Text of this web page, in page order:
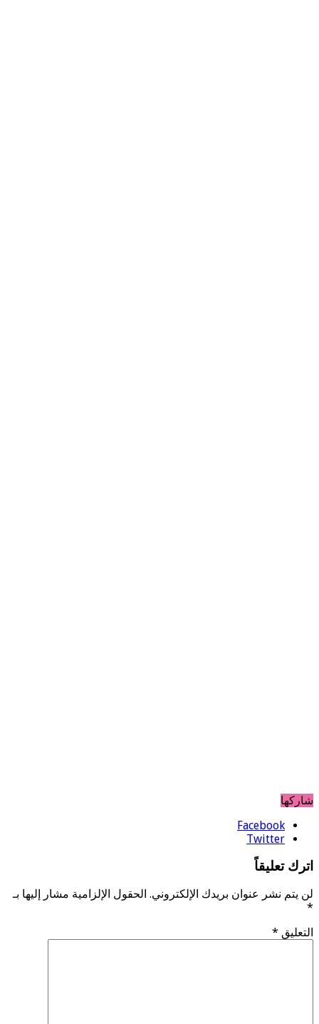
شاركها
Facebook
Twitter
اترك تعليقاً
لن يتم نشر عنوان بريدك الإلكتروني. الحقول الإلزامية مشار إليها بـ
*
التعليق *